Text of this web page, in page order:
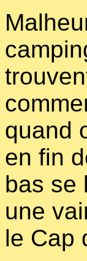
quand
en fin
bas se
une
le Cap